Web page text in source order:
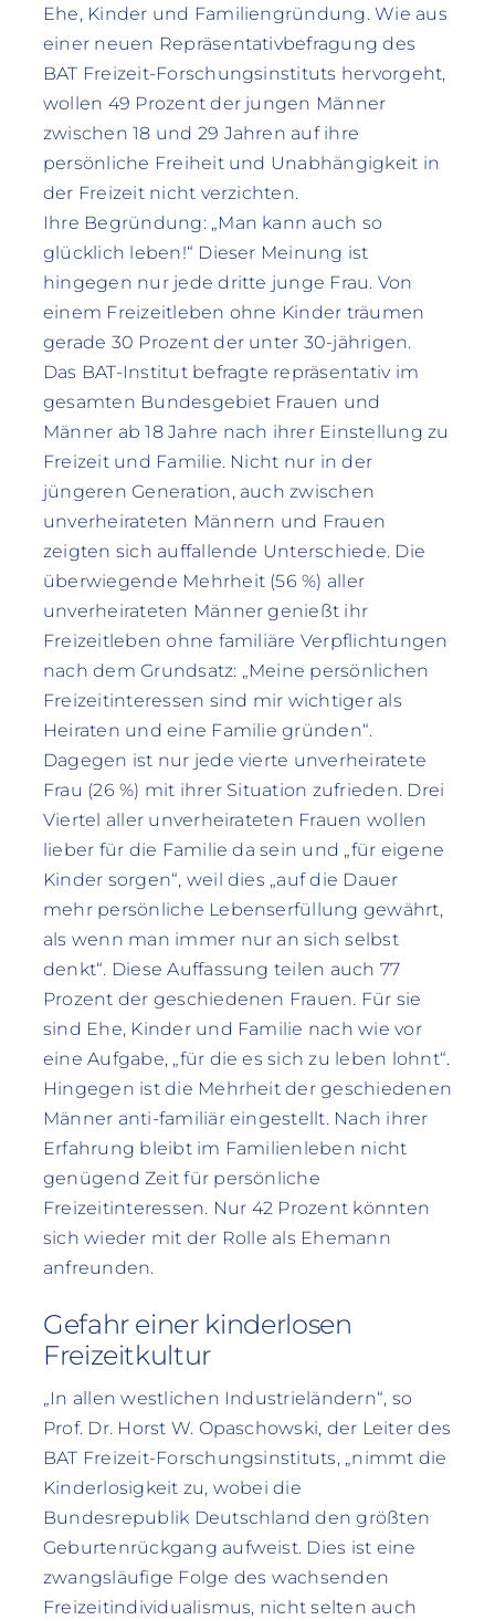
Ehe, Kinder und Familiengründung. Wie aus
einer neuen Repräsentativbefragung des
BAT Freizeit-Forschungsinstituts hervorgeht,
wollen 49 Prozent der jungen Männer
zwischen 18 und 29 Jahren auf ihre
persönliche Freiheit und Unabhängigkeit in
der Freizeit nicht verzichten.
Ihre Begründung: „Man kann auch so
glücklich leben!“ Dieser Meinung ist
hingegen nur jede dritte junge Frau. Von
einem Freizeitleben ohne Kinder träumen
gerade 30 Prozent der unter 30-jährigen.
Das BAT-Institut befragte repräsentativ im
gesamten Bundesgebiet Frauen und
Männer ab 18 Jahre nach ihrer Einstellung zu
Freizeit und Familie. Nicht nur in der
jüngeren Generation, auch zwischen
unverheirateten Männern und Frauen
zeigten sich auffallende Unterschiede. Die
überwiegende Mehrheit (56 %) aller
unverheirateten Männer genießt ihr
Freizeitleben ohne familiäre Verpflichtungen
nach dem Grundsatz: „Meine persönlichen
Freizeitinteressen sind mir wichtiger als
Heiraten und eine Familie gründen“.
Dagegen ist nur jede vierte unverheiratete
Frau (26 %) mit ihrer Situation zufrieden. Drei
Viertel aller unverheirateten Frauen wollen
lieber für die Familie da sein und „für eigene
Kinder sorgen“, weil dies „auf die Dauer
mehr persönliche Lebenserfüllung gewährt,
als wenn man immer nur an sich selbst
denkt“. Diese Auffassung teilen auch 77
Prozent der geschiedenen Frauen. Für sie
sind Ehe, Kinder und Familie nach wie vor
eine Aufgabe, „für die es sich zu leben lohnt“.
Hingegen ist die Mehrheit der geschiedenen
Männer anti-familiär eingestellt. Nach ihrer
Erfahrung bleibt im Familienleben nicht
genügend Zeit für persönliche
Freizeitinteressen. Nur 42 Prozent könnten
sich wieder mit der Rolle als Ehemann
anfreunden.
Gefahr einer kinderlosen
Freizeitkultur
„In allen westlichen Industrieländern“, so
Prof. Dr. Horst W. Opaschowski, der Leiter des
BAT Freizeit-Forschungsinstituts, „nimmt die
Kinderlosigkeit zu, wobei die
Bundesrepublik Deutschland den größten
Geburtenrückgang aufweist. Dies ist eine
zwangsläufige Folge des wachsenden
Freizeitindividualismus, nicht selten auch